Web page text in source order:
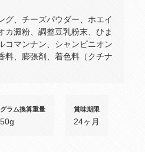
グ、チーズパウダー、ホエイ
カ澱粉、調整豆乳粉末、ひま
コマンナン、シャンピニオン
料、膨張剤、着色料（クチナ
グラム換算重量
50g
賞味期限
24ヶ月